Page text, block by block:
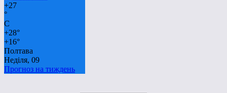
+27
°
C
+28°
+16°
Полтава
Неділя, 09
Прогноз на тиждень